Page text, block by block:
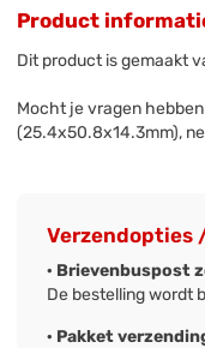
Product
Dit product is gemaakt
Mocht je vragen hebben
(25.4x50.8x14.3mm),
Verzendopties
· Brievenbuspost
De bestelling wordt
· Pakket